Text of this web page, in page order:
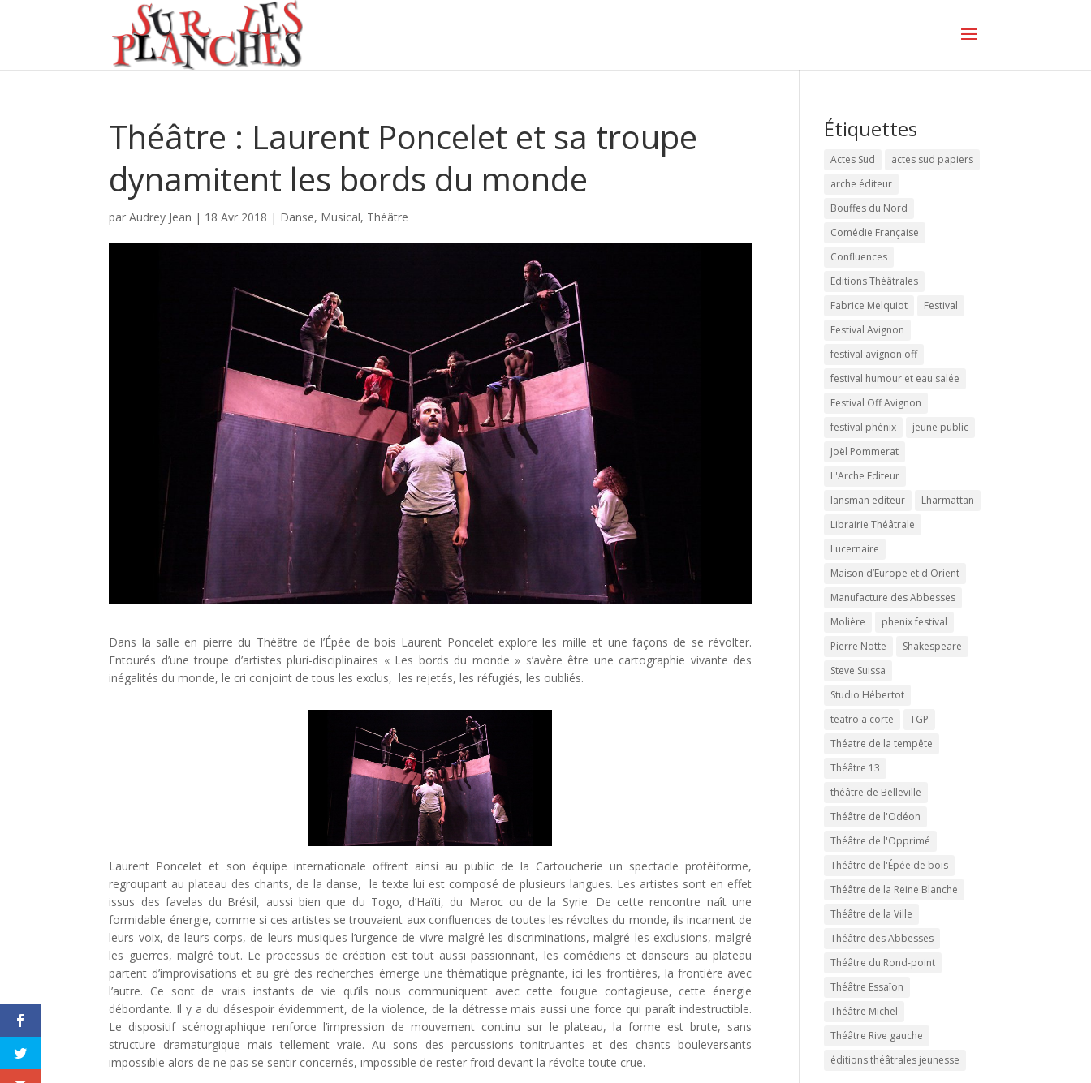
Théâtre : Laurent Poncelet et sa troupe
dynamitent les bords du monde
parAudrey Jean | 18 Avr 2018 | Danse, Musical, Théâtre
Dans la salle en pierre du Théâtre de l’Épée de bois Laurent Poncelet explore les mille et une façons de se révolter.
Entourés d’une troupe d’artistes pluri-disciplinaires « Les bords du monde » s’avère être une cartographie vivante des
inégalités du monde, le cri conjoint de tous les exclus, les rejetés, les réfugiés, les oubliés.
Laurent Poncelet et son équipe internationale offrent ainsi au public de la Cartoucherie un spectacle protéiforme,
regroupant au plateau des chants, de la danse, le texte lui est composé de plusieurs langues. Les artistes sont en effet
issus des favelas du Brésil, aussi bien que du Togo, d’Haïti, du Maroc ou de la Syrie. De cette rencontre naît une
formidable énergie, comme si ces artistes se trouvaient aux confluences de toutes les révoltes du monde, ils incarnent de
leurs voix, de leurs corps, de leurs musiques l’urgence de vivre malgré les discriminations, malgré les exclusions, malgré
les guerres, malgré tout. Le processus de création est tout aussi passionnant, les comédiens et danseurs au plateau
partent d’improvisations et au gré des recherches émerge une thématique prégnante, ici les frontières, la frontière avec
l’autre. Ce sont de vrais instants de vie qu’ils nous communiquent avec cette fougue contagieuse, cette énergie
débordante. Il y a du désespoir évidemment, de la violence, de la détresse mais aussi une force qui paraît indestructible.
Le dispositif scénographique renforce l’impression de mouvement continu sur le plateau, la forme est brute, sans
structure dramaturgique mais tellement vraie. Au sons des percussions tonitruantes et des chants bouleversants
impossible alors de ne pas se sentir concernés, impossible de rester froid devant la révolte toute crue.
Étiquettes
Actes Sud
actes sud papiers
arche éditeur
Bouffes du Nord
Comédie Française
Confluences
Editions Théâtrales
Fabrice Melquiot
Festival
Festival Avignon
festival avignon off
festival humour et eau salée
Festival Off Avignon
festival phénix
jeune public
Joël Pommerat
L'Arche Editeur
lansman editeur
Lharmattan
Librairie Théâtrale
Lucernaire
Maison d’Europe et d'Orient
Manufacture des Abbesses
Molière
phenix festival
Pierre Notte
Shakespeare
Steve Suissa
Studio Hébertot
teatro a corte
TGP
Théatre de la tempête
Théâtre 13
théâtre de Belleville
Théâtre de l'Odéon
Théâtre de l'Opprimé
Théâtre de l'Épée de bois
Théâtre de la Reine Blanche
Théâtre de la Ville
Théâtre des Abbesses
Théâtre du Rond-point
Théâtre Essaïon
Théâtre Michel
Théâtre Rive gauche
éditions théâtrales jeunesse